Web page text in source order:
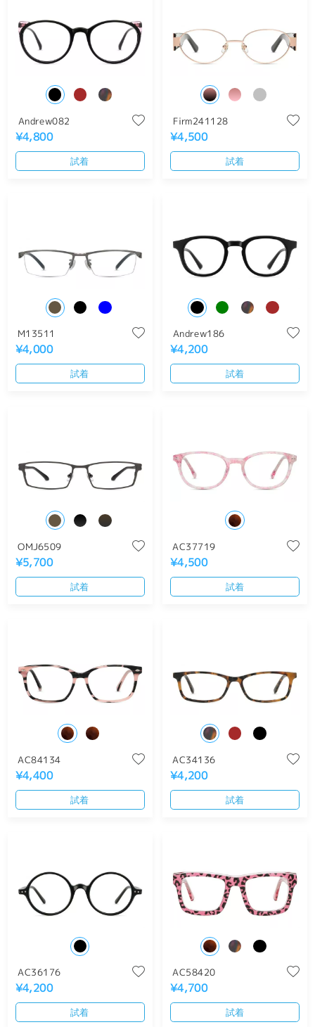
Andrew082
¥4,800
試着
Firm241128
¥4,500
試着
M13511
¥4,000
試着
Andrew186
¥4,200
試着
OMJ6509
¥5,700
試着
AC37719
¥4,500
試着
AC84134
¥4,400
試着
AC34136
¥4,200
試着
AC36176
¥4,200
試着
AC58420
¥4,700
試着